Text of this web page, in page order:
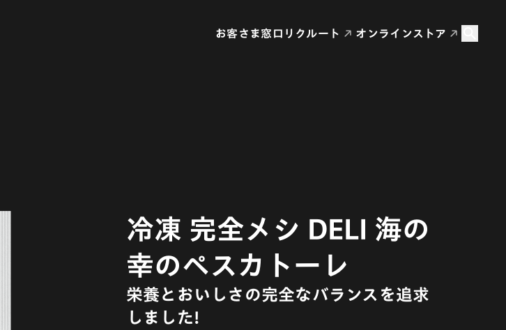
お客さま窓口 リクルート オンラインストア
冷凍 完全メシ DELI 海の
幸のペスカトーレ
栄養とおいしさの完全なバランスを追求
しました!